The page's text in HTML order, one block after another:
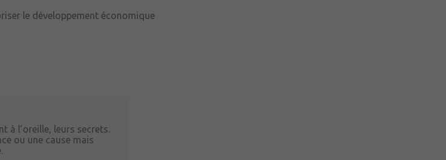
le développement économique
à l’oreille, leurs secrets.
ou une cause mais